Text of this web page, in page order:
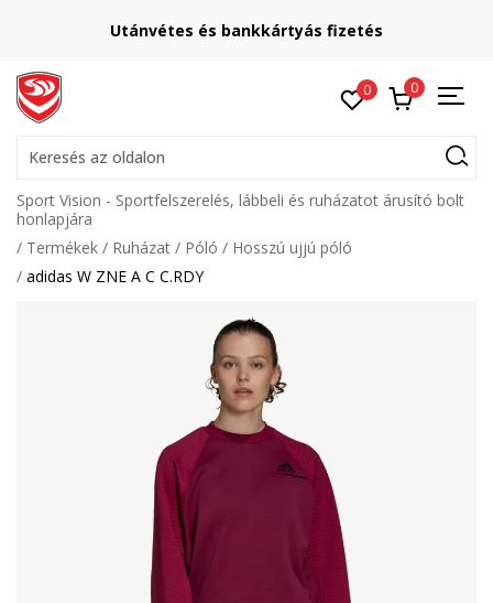
Utánvétes és bankkártyás fizetés
0 0
Keresés az oldalon
Sport Vision - Sportfelszerelés, lábbeli és ruházatot árusító bolt
honlapjára
Termékek
Ruházat Póló
Hosszú ujjú póló
adidas W ZNE A C C.RDY